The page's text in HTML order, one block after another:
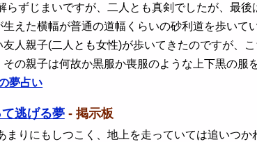
らずじまいですが、二人とも真剣でしたが、最
えた横幅が普通の道幅くらいの砂利道を歩い
友人親子(二人とも女性)が歩いてきたのですが、
の親子は何故か黒服か喪服のような上下黒の服
夢占い
逃げる夢- 掲示板
まりにもしつこく、地上を走っていては追いつ